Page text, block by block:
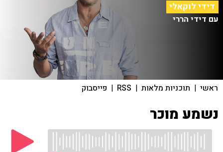
דידי לוקאלי
עם דידי הררי
ראשי | תוכניות מלאות |
RSS
| פייסבוק
נשמע מוכר